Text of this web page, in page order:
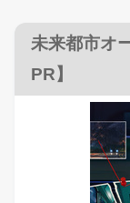
未来都市オ
PR】